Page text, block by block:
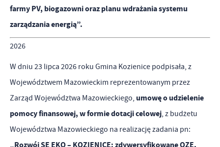
farmy PV, biogazowni oraz planu wdrażania systemu
zarządzania energią”.
2026
W dniu 23 lipca 2026 roku Gmina Kozienice podpisała, z
Województwem Mazowieckim reprezentowanym przez
Zarząd Województwa Mazowieckiego, umowę o udzielenie
pomocy finansowej, w formie dotacji celowej, z budżetu
Województwa Mazowieckiego na realizację zadania pn:
„Rozwój SE EKO – KOZIENICE: zdywersyfikowane OZE,
ocenę naszych serwisów internetowych pod względem ich
popularności wśród użytkowników. Zgromadzone informacje są
funkcjonalności.
Reklamowe
Dzięki reklamowym plikom cookies prezentujemy Ci najciekawsze
informacje i aktualności na stronach naszych partnerów.
zwyczajów dotyczących przeglądanej witryny internetowej. Treści
promocyjne mogą pojawić się na stronach podmiotów trzecich lub
firm będących naszymi partnerami oraz innych dostawców usług.
Firmy te działają w charakterze pośredników prezentujących nasze
treści w postaci wiadomości, ofert, komunikatów mediów
Więcej